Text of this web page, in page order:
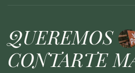
QUEREMOS
CONTARTE